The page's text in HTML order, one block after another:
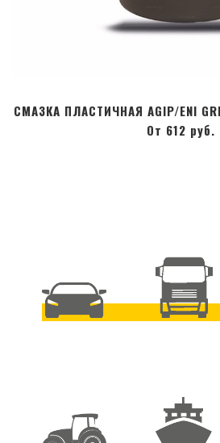
СМАЗКА ПЛАСТИЧНАЯ AGIP/ENI
От 612 руб.